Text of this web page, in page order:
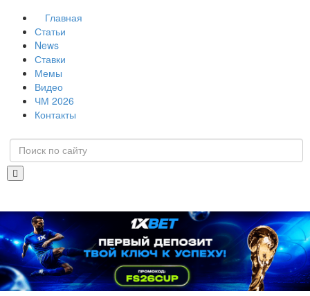
Главная
Статьи
News
Ставки
Мемы
Видео
ЧМ 2026
Контакты